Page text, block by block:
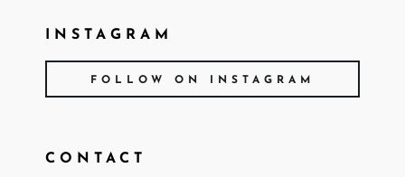
INSTAGRAM
FOLLOW ON INSTAGRAM
CONTACT